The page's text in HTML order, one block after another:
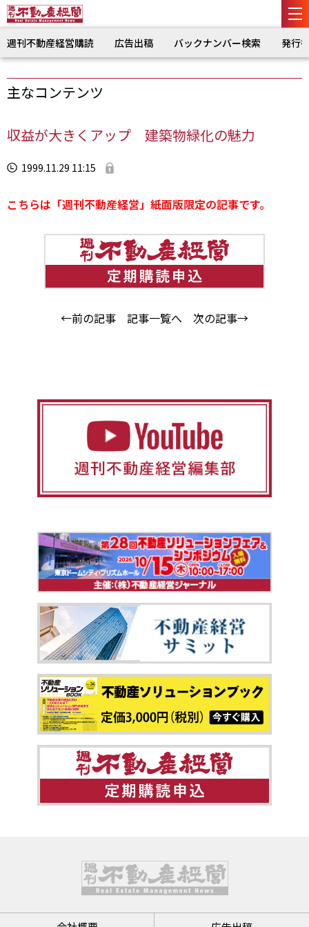
週刊不動産経営購読 広告出稿 バックナンバー検索 発行
主なコンテンツ
収益が大きくアップ 建築物緑化の魅力
1999.11.29 11:15
こちらは「週刊不動産経営」紙面版限定の記事です。
←前の記事 記事一覧へ 次の記事→